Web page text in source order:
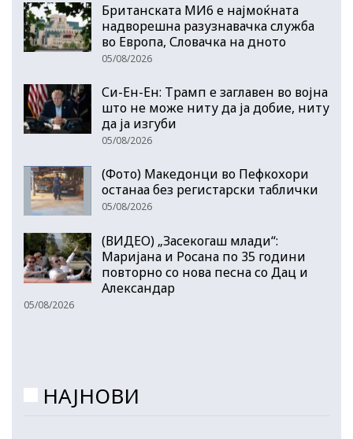
Британската МИ6 е најмоќната
надворешна разузнавачка служба
во Европа, Словачка на дното
05/08/2026
Си-Ен-Ен: Трамп е заглавен во војна
што не може ниту да ја добие, ниту
да ја изгуби
05/08/2026
(Фото) Македонци во Пефкохори
останаа без регистарски таблички
05/08/2026
(ВИДЕО) „Засекогаш млади“:
Маријана и Росана по 35 години
повторно со нова песна со Дац и
Александар
05/08/2026
НАЈНОВИ